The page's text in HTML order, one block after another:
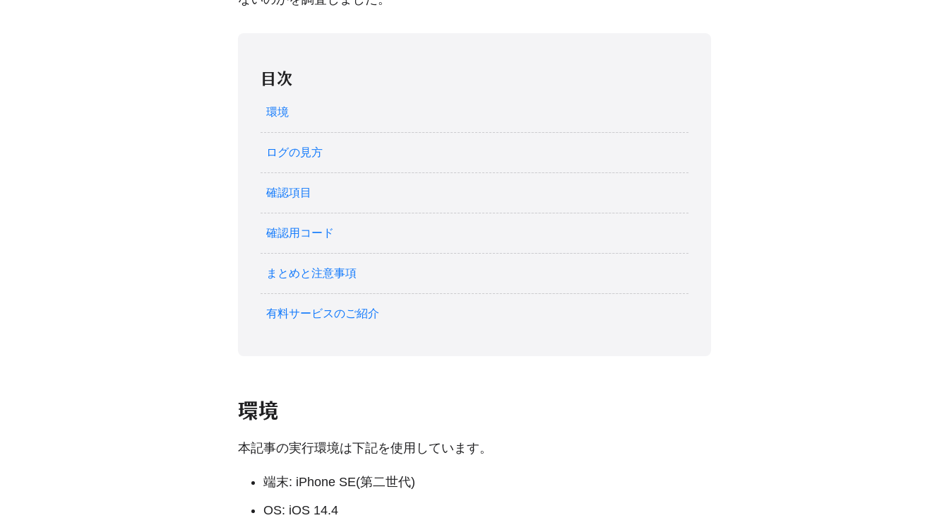
目次
環境
ログの見方
確認項目
確認用コード
まとめと注意事項
有料サービスのご紹介
環境
本記事の実行環境は下記を使用しています。
端末: iPhone SE(第二世代)
OS: iOS 14.4